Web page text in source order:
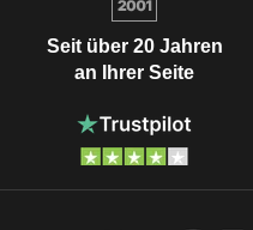
Seit über 20 Jahren
an Ihrer Seite